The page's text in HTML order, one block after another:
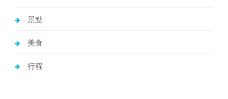
景點
美食
行程